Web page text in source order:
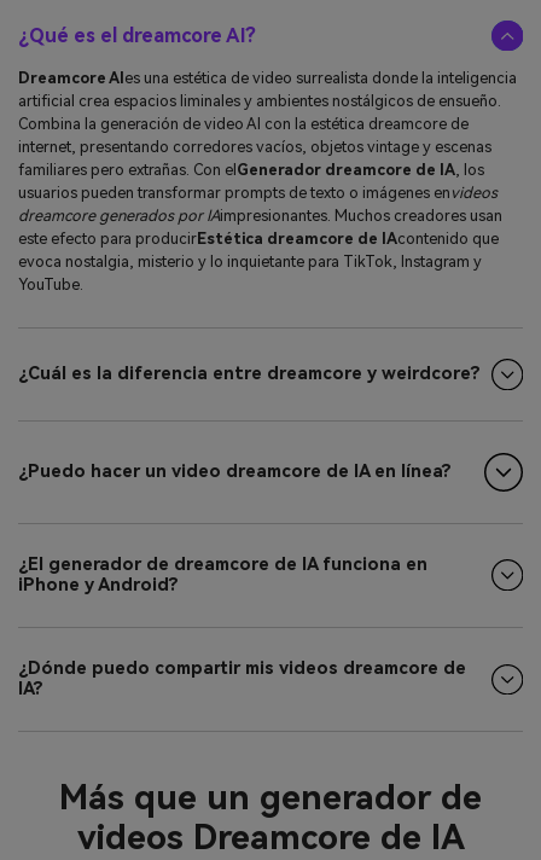
¿Qué es el dreamcore AI?
Dreamcore AI es una estética de video surrealista donde la inteligencia
artificial crea espacios liminales y ambientes nostálgicos de ensueño.
Combina la generación de video AI con la estética dreamcore de
internet, presentando corredores vacíos, objetos vintage y escenas
familiares pero extrañas. Con el Generador dreamcore de IA , los
usuarios pueden transformar prompts de texto o imágenes en videos
dreamcore generados por IAimpresionantes. Muchos creadores usan
este efecto para producir Estética dreamcore de IAcontenido que
evoca nostalgia, misterio y lo inquietante para TikTok, Instagram y
YouTube.
¿Cuál es la diferencia entre dreamcore y weirdcore?
¿Puedo hacer un video dreamcore de IA en línea?
¿El generador de dreamcore de IA funciona en
iPhone y Android?
¿Dónde puedo compartir mis videos dreamcore de
IA?
Más que un generador de
videos Dreamcore de IA